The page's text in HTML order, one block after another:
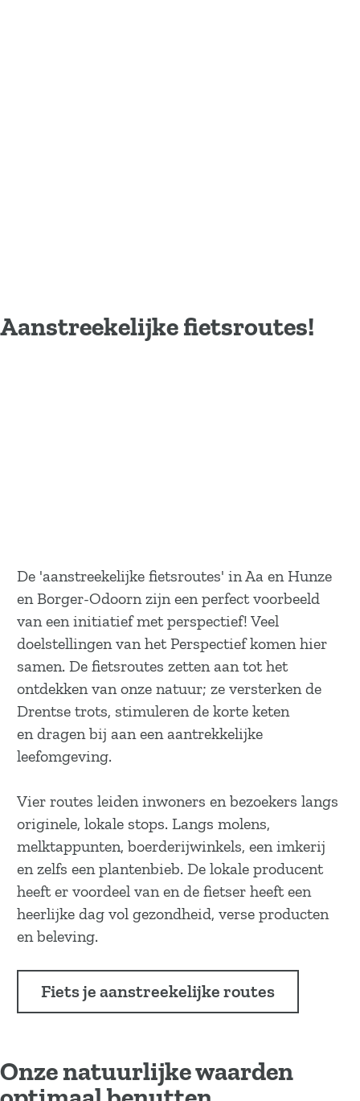
Aanstreekelijke fietsroutes!
De 'aanstreekelijke fietsroutes' in Aa en Hunze
en Borger-Odoorn zijn een perfect voorbeeld
van een initiatief met perspectief! Veel
doelstellingen van het Perspectief komen hier
samen. De fietsroutes zetten aan tot het
ontdekken van onze natuur; ze versterken de
Drentse trots, stimuleren de korte keten
en dragen bij aan een aantrekkelijke
leefomgeving.
Vier routes leiden inwoners en bezoekers langs
originele, lokale stops. Langs molens,
melktappunten, boerderijwinkels, een imkerij
en zelfs een plantenbieb. De lokale producent
heeft er voordeel van en de fietser heeft een
heerlijke dag vol gezondheid, verse producten
en beleving.
Fiets je aanstreekelijke routes
Onze natuurlijke waarden